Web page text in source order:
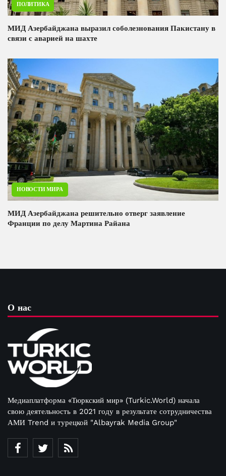
ПОЛИТИКА
МИД Азербайджана выразил соболезнования Пакистану в
связи с аварией на шахте
НОВОСТИ МИРА
МИД Азербайджана решительно отверг заявление
Франции по делу Мартина Райана
О нас
Медиаплатформа «Тюркский мир» (Turkic.World) начала
свою деятельность в 2021 году в результате сотрудничества
АМИ Trend и турецкой "Albayrak Media Group"